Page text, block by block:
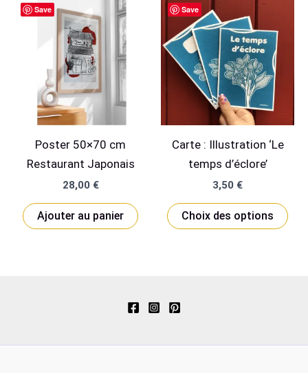
Save
Poster 50×70 cm
Restaurant Japonais
28,00 €
Ajouter au panier
Save
Carte : Illustration ‘Le
temps d’éclore’
3,50 €
Choix des options